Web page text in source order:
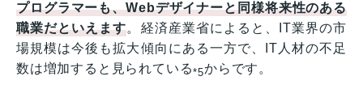
プログラマーも、Webデザイナーと同様将来性のある
職業だといえます。経済産業省によると、IT業界の市
場規模は今後も拡大傾向にある一方で、IT人材の不足
数は増加すると見られている*5からです。